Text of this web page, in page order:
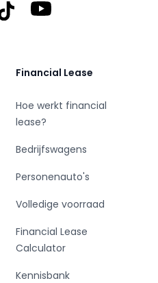
YouTube
Financial Lease
Hoe werkt financial
lease?
Bedrijfswagens
Personenauto's
Volledige voorraad
Financial Lease
Calculator
Kennisbank